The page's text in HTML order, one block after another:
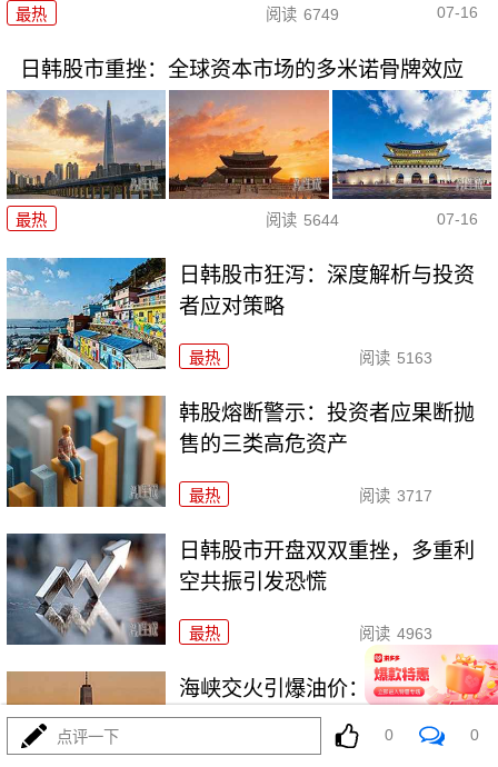
最热 阅读 6749 07-16
日韩股市重挫：全球资本市场的多米诺骨牌效应
最热 阅读 5644 07-16
日韩股市狂泻：深度解析与投资
者应对策略
最热 阅读 5163
韩股熔断警示：投资者应果断抛
售的三类高危资产
最热 阅读 3717
日韩股市开盘双双重挫，多重利
空共振引发恐慌
最热 阅读 4963
海峡交火引爆油价：全球能源市
场的深度震荡
点评一下 0 0